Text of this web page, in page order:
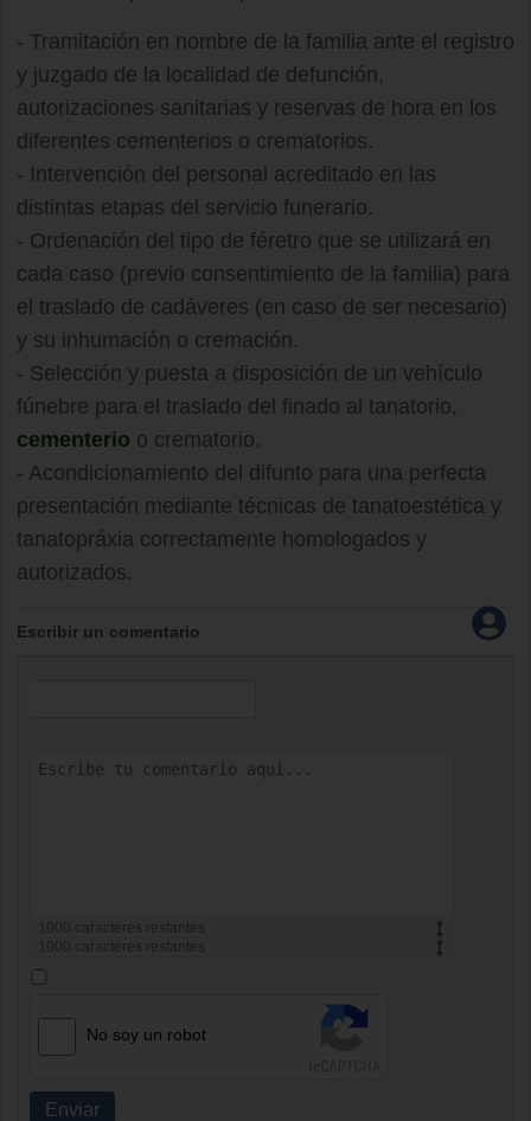
- Tramitación en nombre de la familia ante el registro
y juzgado de la localidad de defunción,
autorizaciones sanitarias y reservas de hora en los
diferentes cementerios o crematorios.
- Intervención del personal acreditado en las
distintas etapas del servicio funerario.
- Ordenación del tipo de féretro que se utilizará en
cada caso (previo consentimiento de la familia) para
el traslado de cadáveres (en caso de ser necesario)
y su inhumación o cremación.
- Selección y puesta a disposición de un vehículo
fúnebre para el traslado del finado al tanatorio,
cementerio o crematorio.
- Acondicionamiento del difunto para una perfecta
presentación mediante técnicas de tanatoestética y
tanatopráxia correctamente homologados y
autorizados.
Escribir un comentario
1000
caracteres restantes
1000
caracteres restantes
No soy un robot
Enviar